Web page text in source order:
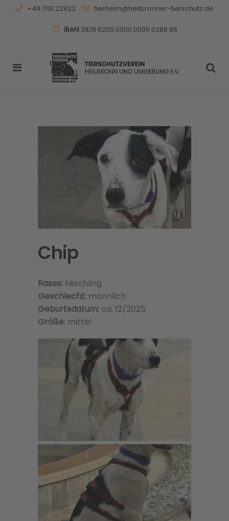
+49 7131 22822 tierheim@heilbronner-tierschutz.de
IBAN:DE19 6205 0000 0000 0288 86
Chip
Rasse: Mischling
Geschlecht: männlich
Geburtsdatum: ca. 12/2025
Größe: mittel